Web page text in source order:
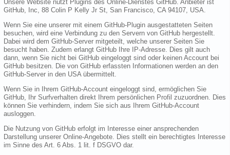
Unsere Website nutzt Plugins des Online-Dienstes GitHub. Anbieter ist
GitHub, Inc, 88 Colin P Kelly Jr St, San Francisco, CA 94107, USA.
Wenn Sie eine unserer mit einem GitHub-Plugin ausgestatteten Seiten
besuchen, wird eine Verbindung zu den Servern von GitHub hergestellt.
Dabei wird dem GitHub-Server mitgeteilt, welche unserer Seiten Sie
besucht haben. Zudem erlangt GitHub Ihre IP-Adresse. Dies gilt auch
dann, wenn Sie nicht bei GitHub eingeloggt sind oder keinen Account bei
GitHub besitzen. Die von GitHub erfassten Informationen werden an den
GitHub-Server in den USA übermittelt.
Wenn Sie in Ihrem GitHub-Account eingeloggt sind, ermöglichen Sie
GitHub, Ihr Surfverhalten direkt Ihrem persönlichen Profil zuzuordnen. Dies
können Sie verhindern, indem Sie sich aus Ihrem GitHub-Account
ausloggen.
Die Nutzung von GitHub erfolgt im Interesse einer ansprechenden
Darstellung unserer Online-Angebote. Dies stellt ein berechtigtes Interesse
im Sinne des Art. 6 Abs. 1 lit. f DSGVO dar.